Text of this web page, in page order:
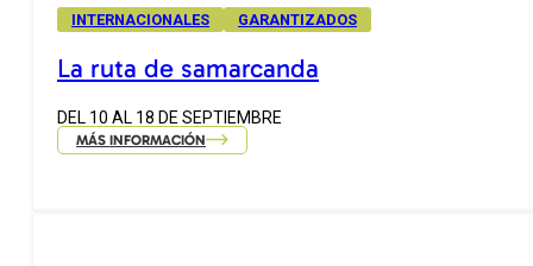
INTERNACIONALES GARANTIZADOS
La ruta de samarcanda
DEL 10 AL 18 DE SEPTIEMBRE
MÁS INFORMACIÓN